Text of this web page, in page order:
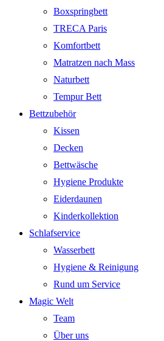
Boxspringbett
TRECA Paris
Komfortbett
Matratzen nach Mass
Naturbett
Tempur Bett
Bettzubehör
Kissen
Decken
Bettwäsche
Hygiene Produkte
Eiderdaunen
Kinderkollektion
Schlafservice
Wasserbett
Hygiene & Reinigung
Rund um Service
Magic Welt
Team
Über uns